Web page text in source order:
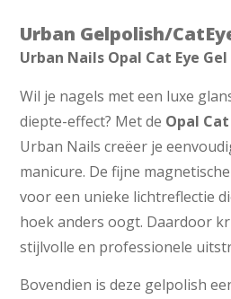
Urban Gelpolish/
Urban Nails Opal Cat Eye Gel
Wil je nagels met een luxe
diepte-effect? Met de Opal Cat
Urban Nails creëer je
manicure. De fijne
voor een unieke lichtreflectie
hoek anders oogt. Daardoor
stijlvolle en professionele
Bovendien is deze gelpolish